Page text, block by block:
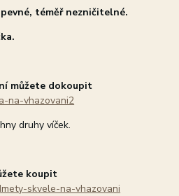
téměř nezničitelné.
můžete dokoupit
na-vhazovani2
druhy víček.
koupit
skvele-na-vhazovani